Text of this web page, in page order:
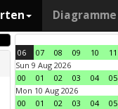
Diagramme
06 07 08 09 10 11
Sun 9 Aug 2026
00
01 02 03 04 05
Mon 10 Aug 2026
00
01 02 03 04 05